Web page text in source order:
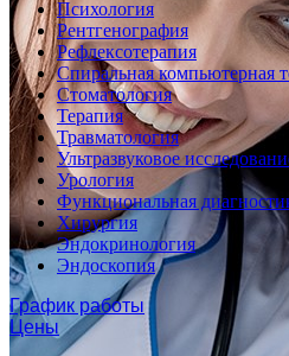
Психология
Рентгенография
Рефлексотерапия
Спиральная компьютерная
Стоматология
Терапия
Травматология
Ультразвуковое
Урология
Функциональная
Хирургия
Эндокринология
Эндоскопия
График работы
Цены